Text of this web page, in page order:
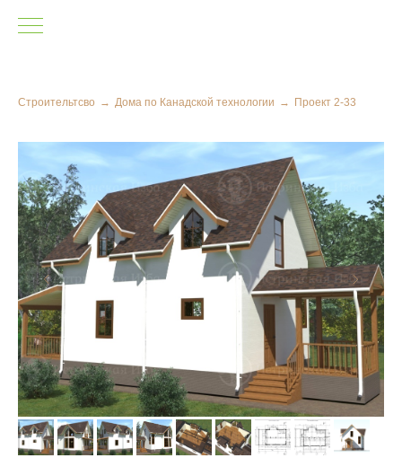
Строительтсво → Дома по Канадской технологии → Проект 2-33